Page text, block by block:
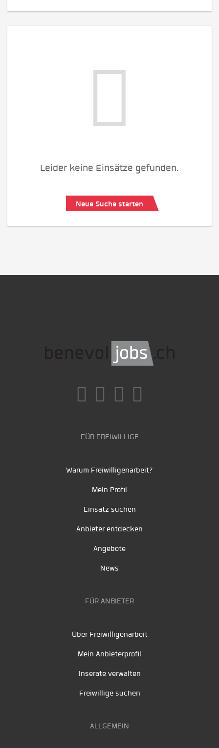
Leider keine Einsätze gefunden.
Neue Suche starten
FÜR FREIWILLIGE
Warum Freiwilligenarbeit?
Mein Profil
Einsatz suchen
Anbieter entdecken
Angebote
News
FÜR ANBIETER
Über Freiwilligenarbeit
Mein Anbieterprofil
Inserate verwalten
Freiwillige suchen
ALLGEMEIN